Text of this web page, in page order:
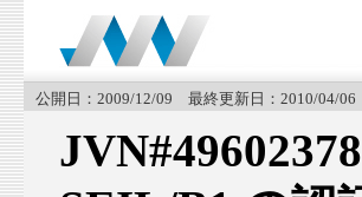
公開日：2009/12/09 最終更新日：2010/04/06
JVN#49602378